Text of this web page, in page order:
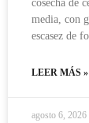
cosecha de
media, con
escasez de
LEER MÁS »
agosto 6, 2026